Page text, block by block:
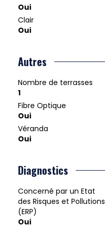
Oui
Clair
Oui
Autres
Nombre de terrasses
1
Fibre Optique
Oui
Véranda
Oui
Diagnostics
Concerné par un Etat
des Risques et Pollutions
(ERP)
Oui